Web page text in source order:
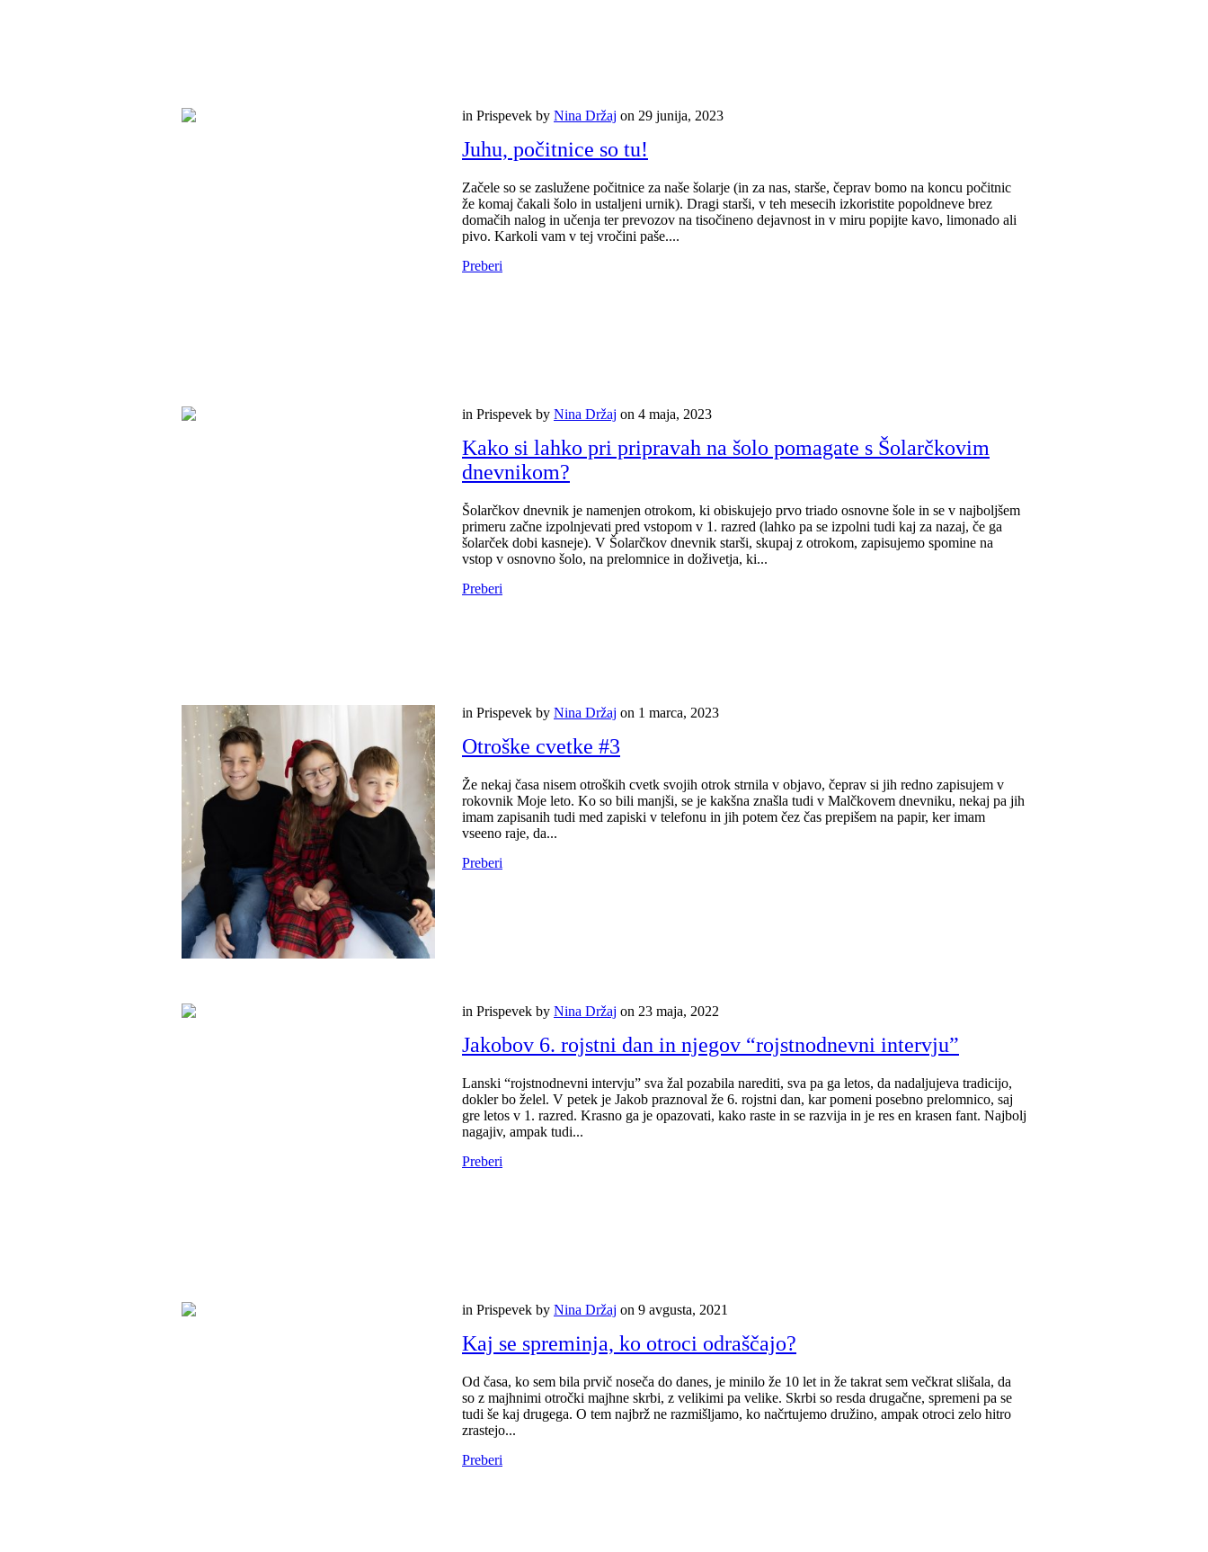
in Prispevek by Nina Držaj on 29 junija, 2023
Juhu, počitnice so tu!
Začele so se zaslužene počitnice za naše šolarje (in za nas, starše, čeprav bomo na koncu počitnic
že komaj čakali šolo in ustaljeni urnik). Dragi starši, v teh mesecih izkoristite popoldneve brez
domačih nalog in učenja ter prevozov na tisočineno dejavnost in v miru popijte kavo, limonado ali
pivo. Karkoli vam v tej vročini paše....
Preberi
in Prispevek by Nina Držaj on 4 maja, 2023
Kako si lahko pri pripravah na šolo pomagate s Šolarčkovim
dnevnikom?
Šolarčkov dnevnik je namenjen otrokom, ki obiskujejo prvo triado osnovne šole in se v najboljšem
primeru začne izpolnjevati pred vstopom v 1. razred (lahko pa se izpolni tudi kaj za nazaj, če ga
šolarček dobi kasneje). V Šolarčkov dnevnik starši, skupaj z otrokom, zapisujemo spomine na
vstop v osnovno šolo, na prelomnice in doživetja, ki...
Preberi
in Prispevek by Nina Držaj on 1 marca, 2023
Otroške cvetke #3
Že nekaj časa nisem otroških cvetk svojih otrok strnila v objavo, čeprav si jih redno zapisujem v
rokovnik Moje leto. Ko so bili manjši, se je kakšna znašla tudi v Malčkovem dnevniku, nekaj pa jih
imam zapisanih tudi med zapiski v telefonu in jih potem čez čas prepišem na papir, ker imam
vseeno raje, da...
Preberi
in Prispevek by Nina Držaj on 23 maja, 2022
Jakobov 6. rojstni dan in njegov “rojstnodnevni intervju”
Lanski “rojstnodnevni intervju” sva žal pozabila narediti, sva pa ga letos, da nadaljujeva tradicijo,
dokler bo želel. V petek je Jakob praznoval že 6. rojstni dan, kar pomeni posebno prelomnico, saj
gre letos v 1. razred. Krasno ga je opazovati, kako raste in se razvija in je res en krasen fant. Najbolj
nagajiv, ampak tudi...
Preberi
in Prispevek by Nina Držaj on 9 avgusta, 2021
Kaj se spreminja, ko otroci odraščajo?
Od časa, ko sem bila prvič noseča do danes, je minilo že 10 let in že takrat sem večkrat slišala, da
so z majhnimi otročki majhne skrbi, z velikimi pa velike. Skrbi so resda drugačne, spremeni pa se
tudi še kaj drugega. O tem najbrž ne razmišljamo, ko načrtujemo družino, ampak otroci zelo hitro
zrastejo...
Preberi